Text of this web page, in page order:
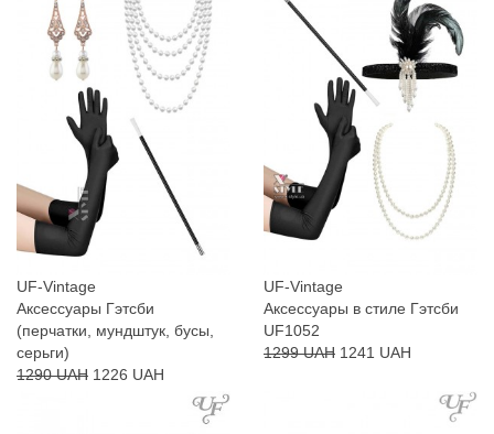
UF-Vintage
Аксессуары Гэтсби
(перчатки, мундштук, бусы,
серьги)
1290 UAH 1226 UAH
UF-Vintage
Аксессуары в стиле Гэтсби
UF1052
1299 UAH 1241 UAH